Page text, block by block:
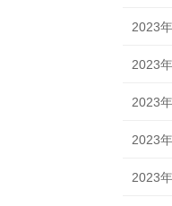
2023
2023
2023
2023
2023